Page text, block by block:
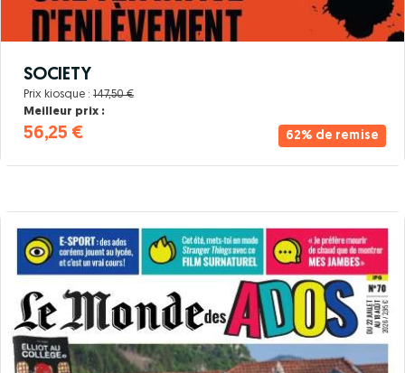
62% de remise
SOCIETY
Prix kiosque : 147,50 €
Meilleur prix :
56,25 €